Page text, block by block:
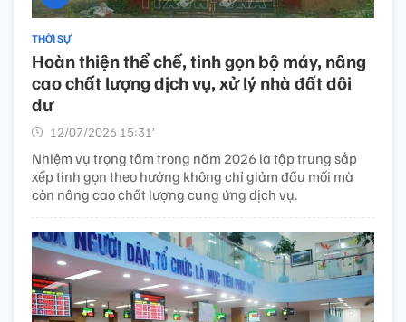
THỜI SỰ
Hoàn thiện thể chế, tinh gọn bộ máy, nâng
cao chất lượng dịch vụ, xử lý nhà đất dôi
dư
12/07/2026 15:31’
Nhiệm vụ trọng tâm trong năm 2026 là tập trung sắp
xếp tinh gọn theo hướng không chỉ giảm đầu mối mà
còn nâng cao chất lượng cung ứng dịch vụ.